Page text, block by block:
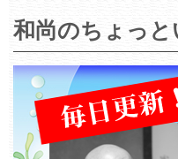
和尚のちょっと